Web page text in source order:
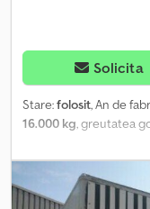
Solicita
Stare:folosit, An de
16.000 kg, greutatea
,
lungimea spațiului de
încărcare:2.480 mm
,
mm, cu ușă portal.